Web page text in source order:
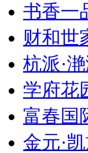
书香一
财和世
杭派·
学府花
富春国
金元·